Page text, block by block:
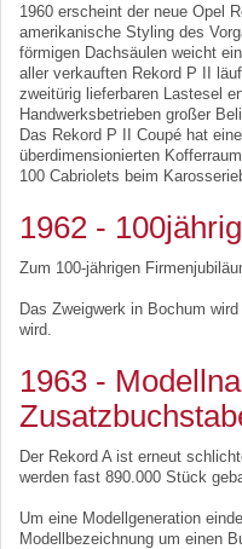
1960 erscheint der neue Opel
amerikanische Styling des
förmigen Dachsäulen weicht
aller verkauften Rekord P II
zweitürig lieferbaren Lastesel
Handwerksbetrieben großer
Das Rekord P II Coupé hat
überdimensionierten
100 Cabriolets beim
1962 -
Zum 100-jährigen
Das Zweigwerk in Bochum
wird.
1963 -
Der Rekord A ist erneut
werden fast 890.000 Stück
Um eine Modellgeneration
Modellbezeichnung um einen